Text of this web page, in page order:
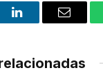
LinkedInEmail